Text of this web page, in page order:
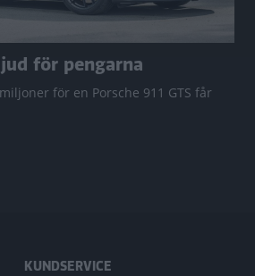
för pengarna
för en Porsche 911 GTS får
KUNDSERVICE